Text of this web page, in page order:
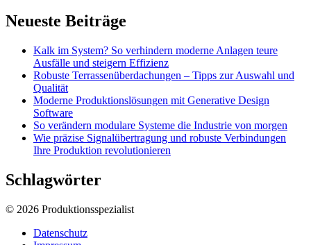
Neueste Beiträge
Kalk im System? So verhindern moderne Anlagen teure
Ausfälle und steigern Effizienz
Robuste Terrassenüberdachungen – Tipps zur Auswahl und
Qualität
Moderne Produktionslösungen mit Generative Design
Software
So verändern modulare Systeme die Industrie von morgen
Wie präzise Signalübertragung und robuste Verbindungen
Ihre Produktion revolutionieren
Schlagwörter
© 2026 Produktionsspezialist
Datenschutz